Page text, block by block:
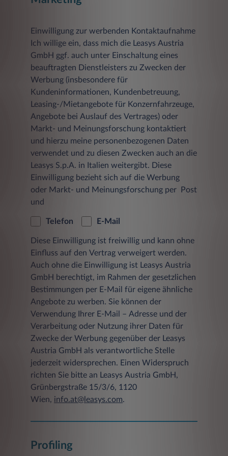
Grünbergstraße 15/3/6, 1120
Wien,datenschutz.at@leasys.com.
2. Welche personenbezogenen Daten werden
erfasst?
a) Protokolldaten
Bei jedem Zugriff eines Nutzers auf eine Seite
aus dem Angebot der Leasys Austria GmbH
und bei jedem Abruf einer Datei werden
Zugriffsdaten über diesen Vorgang in einer
Protokolldatei auf einem Server gespeichert.
Jeder Datensatz besteht aus:
der Seite, von der aus der Datei
angefordert wurde
dem Datum und der Uhrzeit der
Anforderung
der übertragenen Datenmenge
dem Zugriffsstatus (Datei übertragen,
Datei nicht gefunden etc.)
einer Beschreibung des Typs des
verwendeten Webbrowsers
Client IP-Adresse
Die gespeicherten Daten werden ausschließlich
zu statistischen Zwecken ausgewertet, eine
Weitergabe an Dritte, zu kommerziellen noch
zu nichtkommerziellen Zwecken, findet nicht
statt.
Möglichkeit zur Eingabe persönlicher oder
geschäftlicher Daten (z.B. E-Mail-Adressen,
Einwilligung zur werbenden Kontaktaufnahme
Ich willige ein, dass mich die Leasys Austria
GmbH ggf. auch unter Einschaltung eines
beauftragten Dienstleisters zu Zwecken der
Werbung (insbesondere für
Kundeninformationen, Kundenbetreuung,
Leasing-/Mietangebote für Konzernfahrzeuge,
Angebote bei Auslauf des Vertrages) oder
Markt- und Meinungsforschung kontaktiert
und hierzu meine personenbezogenen Daten
verwendet und zu diesen Zwecken auch an die
Leasys S.p.A. in Italien weitergibt. Diese
Einwilligung bezieht sich auf die Werbung
oder Markt- und Meinungsforschung per Post
und
Telefon E-Mail
Diese Einwilligung ist freiwillig und kann ohne
Einfluss auf den Vertrag verweigert werden.
Auch ohne die Einwilligung ist Leasys Austria
GmbH berechtigt, im Rahmen der gesetzlichen
Bestimmungen per E-Mail für eigene ähnliche
Angebote zu werben. Sie können der
Verwendung Ihrer E-Mail – Adresse und der
Verarbeitung oder Nutzung ihrer Daten für
Zwecke der Werbung gegenüber der Leasys
Austria GmbH als verantwortliche Stelle
jederzeit widersprechen. Einen Widerspruch
richten Sie bitte an Leasys Austria GmbH,
Grünbergstraße 15/3/6, 1120
Wien, info.at@leasys.com.
Profiling